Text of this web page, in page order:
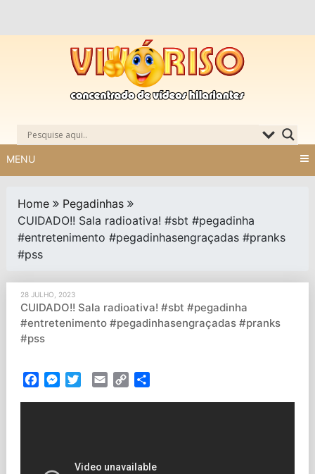
MENU
Home
Pegadinhas
CUIDADO!! Sala radioativa! #sbt #pegadinha
#entretenimento #pegadinhasengraçadas #pranks
#pss
28 JULHO, 2023
CUIDADO!! Sala radioativa! #sbt #pegadinha
#entretenimento #pegadinhasengraçadas #pranks
#pss
FacebookMessenger
TwitterEmail Copy